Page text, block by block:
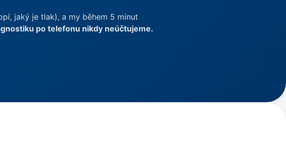
jaký je tlak), a my během 5 minut
po telefonu nikdy neúčtujeme.